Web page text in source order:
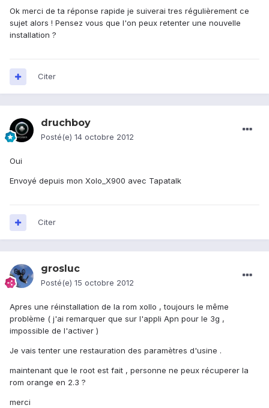
Ok merci de ta réponse rapide je suiverai tres régulièrement ce
sujet alors ! Pensez vous que l'on peux retenter une nouvelle
installation ?
Citer
druchboy
Posté(e) 14 octobre 2012
Oui
Envoyé depuis mon Xolo_X900 avec Tapatalk
Citer
grosluc
Posté(e) 15 octobre 2012
Apres une réinstallation de la rom xollo , toujours le même
problème ( j'ai remarquer que sur l'appli Apn pour le 3g ,
impossible de l'activer )
Je vais tenter une restauration des paramètres d'usine .
maintenant que le root est fait , personne ne peux récuperer la
rom orange en 2.3 ?
merci